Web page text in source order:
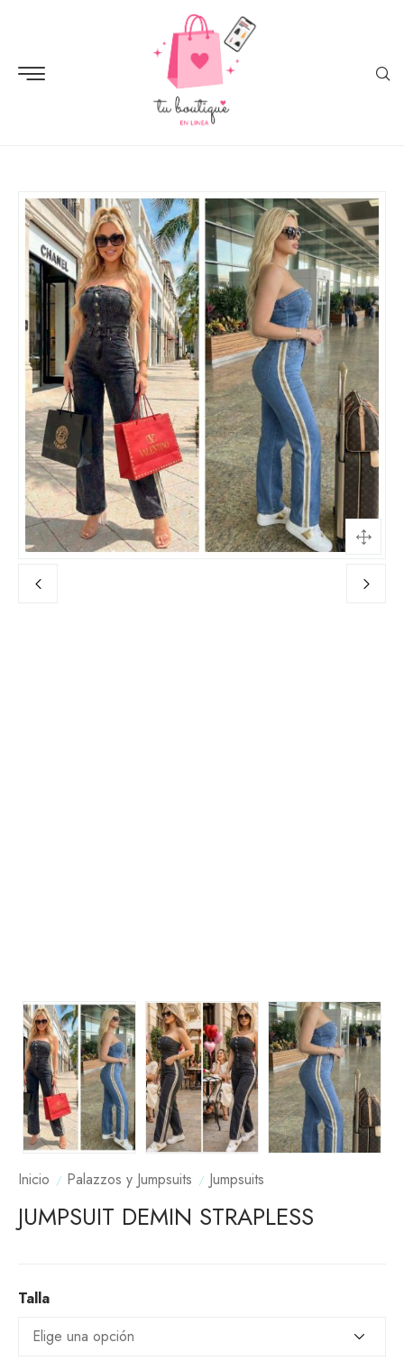
Inicio Palazzos y Jumpsuits Jumpsuits
JUMPSUIT DEMIN STRAPLESS
Talla